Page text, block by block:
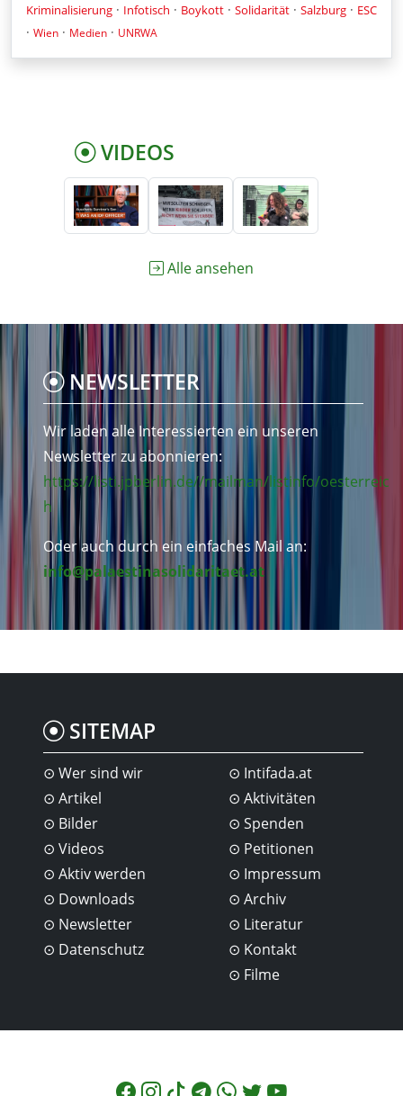
Kriminalisierung · Infotisch · Boykott · Solidarität · Salzburg · ESC
· Wien · Medien · UNRWA
VIDEOS
Alle ansehen
NEWSLETTER
Wir laden alle Interessierten ein unseren
Newsletter zu abonnieren:
https://listi.jpberlin.de//mailman/listinfo/oesterreic
h
Oder auch durch ein einfaches Mail an:
info@palaestinasolidaritaet.at
SITEMAP
Wer sind wir
Artikel
Bilder
Videos
Intifada.at
Aktivitäten
Spenden
Petitionen
Aktiv werden
Downloads
Newsletter
Datenschutz
Impressum
Archiv
Literatur
Kontakt
Filme